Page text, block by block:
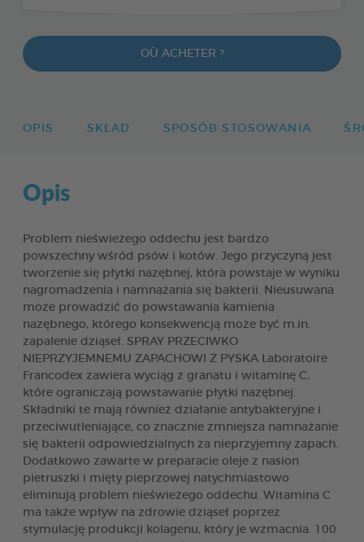
OÙ ACHETER ?
OPIS SKŁAD SPOSÓB STOSOWANIA
Opis
Problem nieświeżego oddechu jest bardzo
powszechny wśród psów i kotów. Jego przyczyną jest
tworzenie się płytki nazębnej, która powstaje w wyniku
nagromadzenia i namnażania się bakterii. Nieusuwana
może prowadzić do powstawania kamienia
nazębnego, którego konsekwencją może być m.in.
zapalenie dziąseł. SPRAY PRZECIWKO
NIEPRZYJEMNEMU ZAPACHOWI Z PYSKA Laboratoire
Francodex zawiera wyciąg z granatu i witaminę C,
które ograniczają powstawanie płytki nazębnej.
Składniki te mają również działanie antybakteryjne i
przeciwutleniające, co znacznie zmniejsza namnażanie
się bakterii odpowiedzialnych za nieprzyjemny zapach.
Dodatkowo zawarte w preparacie oleje z nasion
pietruszki i mięty pieprzowej natychmiastowo
eliminują problem nieświeżego oddechu. Witamina C
ma także wpływ na zdrowie dziąseł poprzez
stymulację produkcji kolagenu, który je wzmacnia. 100